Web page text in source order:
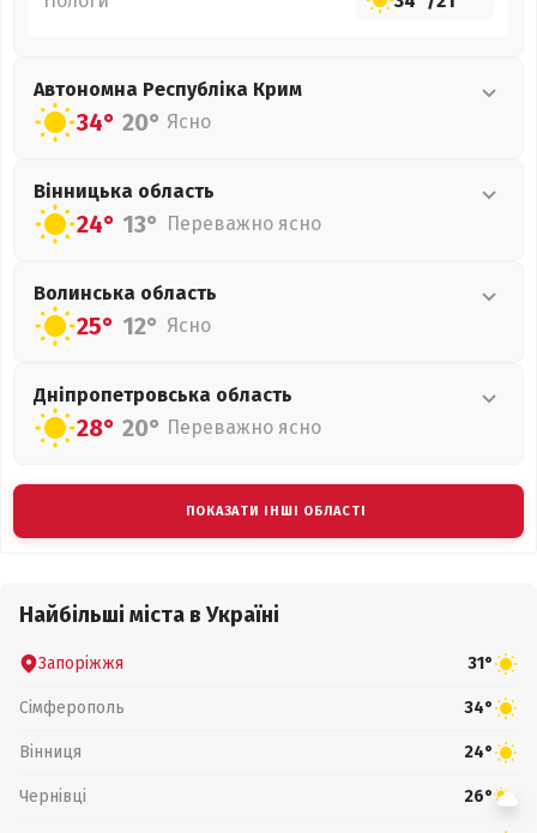
Автономна Республіка Крим
34° 20° Ясно
Вінницька область
24° 13° Переважно ясно
Волинська область
25° 12° Ясно
Дніпропетровська область
28° 20° Переважно ясно
ПОКАЗАТИ ІНШІ ОБЛАСТІ
Найбільші міста в Україні
Запоріжжя 31°
Сімферополь 34°
Вінниця 24°
Чернівці 26°